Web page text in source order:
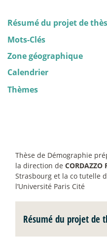
Résumé du projet de
Mots-Clés
Zone géographique
Calendrier
Thèmes
Thèse de Démographie
la direction de CORDAZZO
Strasbourg et la co tutelle
l’Université Paris Cité
Résumé du projet de